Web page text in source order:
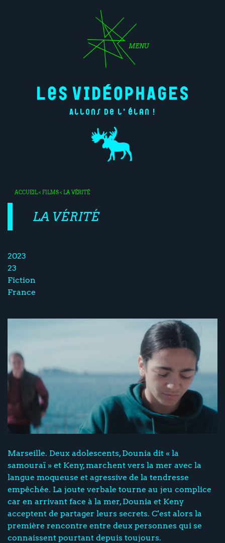
MENU
Allons de l'élan !
ACCUEIL< FILMS< LA VÉRITÉ
LA VÉRITÉ
2023
23
Fiction
France
Marseille. Deux adolescents, Dounia dit « la
samouraï » et Keny, marchent vers la mer avec la
langue moqueuse et agressive de la tendresse
empêchée. La joute verbale tourne au jeu complice
car en arrivant face à la mer, Dounia et Keny
acceptent de partager leurs secrets. C'est alors la
première rencontre entre deux personnes qui se
connaissent pourtant depuis toujours.